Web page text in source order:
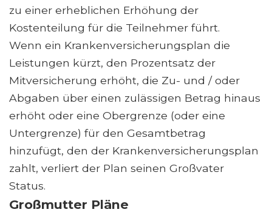
zu einer erheblichen Erhöhung der
Kostenteilung für die Teilnehmer führt.
Wenn ein Krankenversicherungsplan die
Leistungen kürzt, den Prozentsatz der
Mitversicherung erhöht, die Zu- und / oder
Abgaben über einen zulässigen Betrag hinaus
erhöht oder eine Obergrenze (oder eine
Untergrenze) für den Gesamtbetrag
hinzufügt, den der Krankenversicherungsplan
zahlt, verliert der Plan seinen Großvater
Status.
Großmutter Pläne